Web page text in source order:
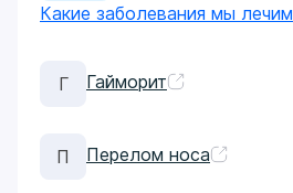
Какие заболевания мы лечим
Г Гайморит​
П Перелом носа